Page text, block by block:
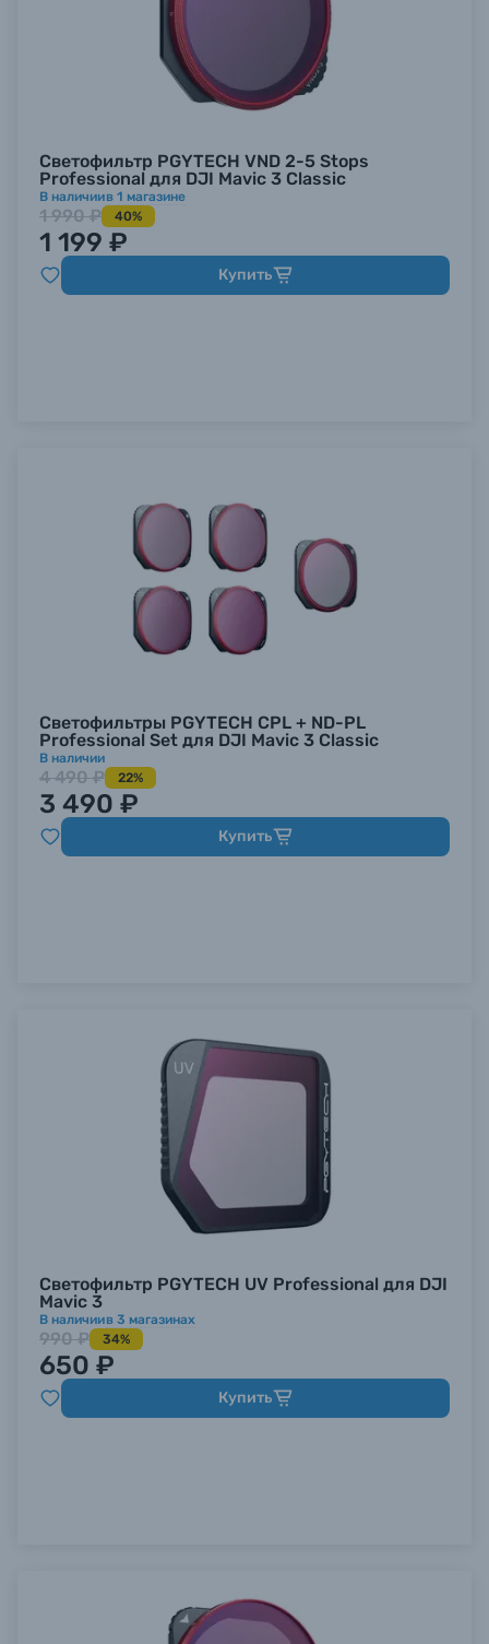
Светофильтр PGYTECH VND 2-5 Stops
Professional для DJI Mavic 3 Classic
В наличиив 1 магазине
1 990 ₽ 40%
1 199 ₽
Купить
Светофильтры PGYTECH CPL + ND-PL
Professional Set для DJI Mavic 3 Classic
В наличии
4 490 ₽ 22%
3 490 ₽
Купить
Светофильтр PGYTECH UV Professional для DJI
Mavic 3
В наличиив 3 магазинах
990 ₽ 34%
650 ₽
Купить